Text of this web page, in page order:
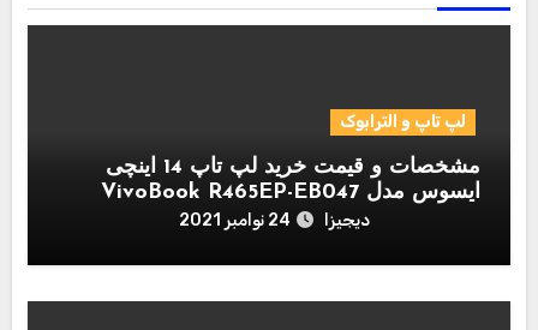
لپ تاپ و الترابوک
مشخصات و قیمت خرید لپ تاپ 14 اینچی
ایسوس مدل VivoBook R465EP-EB047
دیجیزا 24 نوامبر 2021